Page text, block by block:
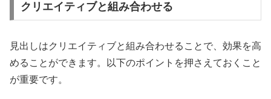
クリエイティブと組み合わせる
見出しはクリエイティブと組み合わせることで、効果を高
めることができます。以下のポイントを押さえておくこと
が重要です。